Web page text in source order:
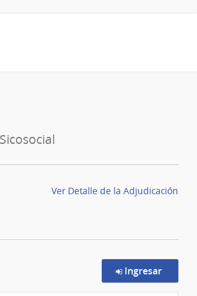
Ver Detalle de la Adjudicación
Ingresar